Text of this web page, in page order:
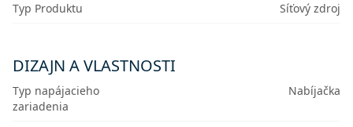
Typ Produktu
Síťový zdroj
DIZAJN A VLASTNOSTI
Typ napájacieho
zariadenia
Nabíjačka